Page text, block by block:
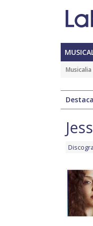
Musicalia